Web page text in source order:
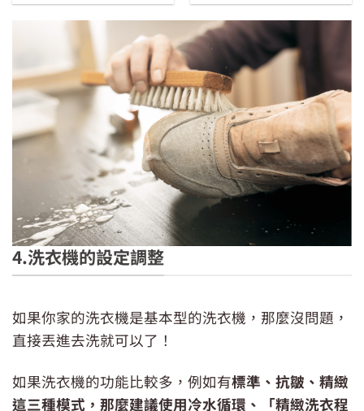
NT$99。NT$79。
。
洗鞋之前，髒污還是得先清一下
4.洗衣機的設定調整
如果你家的洗衣機是基本型的洗衣機，那麼沒問題，
直接丟進去洗就可以了！
如果洗衣機的功能比較多，例如有標準、抗皺、精緻
這三種模式，那麼建議使用冷水循環、「精緻洗衣程